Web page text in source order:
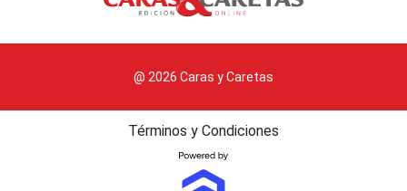
@ 2026 Caras y Caretas
Términos y Condiciones